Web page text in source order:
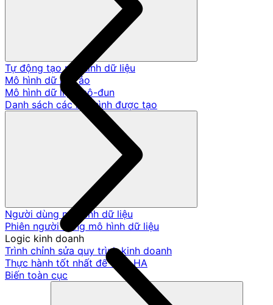
Tự động tạo mô hình dữ liệu
Mô hình dữ liệu ảo
Mô hình dữ liệu mô-đun
Danh sách các mô hình được tạo
Người dùng mô hình dữ liệu
Phiên người dùng mô hình dữ liệu
Logic kinh doanh
Trình chỉnh sửa quy trình kinh doanh
Thực hành tốt nhất để tách HA
Biến toàn cục